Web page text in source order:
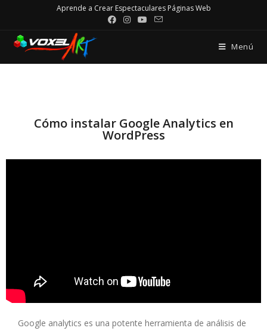
Aprende a Crear Espectaculares Páginas Web
Menú
Cómo instalar Google Analytics en
WordPress
Google analytics es una potente herramienta de análisis de